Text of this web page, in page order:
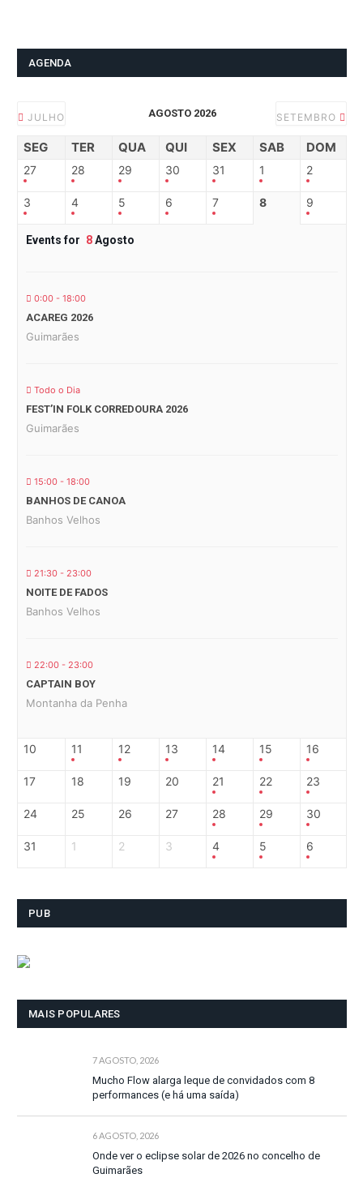
AGENDA
JULHO AGOSTO 2026 SETEMBRO
SEG TER QUA QUI SEX SAB DOM
27 28 29 30 31 1 2
3 4 5 6 7 8 9
Events for 8Agosto
0:00 - 18:00
ACAREG 2026
Guimarães
Todo o Dia
FEST’IN FOLK CORREDOURA 2026
Guimarães
15:00 - 18:00
BANHOS DE CANOA
Banhos Velhos
21:30 - 23:00
NOITE DE FADOS
Banhos Velhos
22:00 - 23:00
CAPTAIN BOY
Montanha da Penha
10 11 12 13 14 15 16
17 18 19 20 21 22 23
24 25 26 27 28 29 30
31 1 2 3 4 5 6
PUB
MAIS POPULARES
7 AGOSTO, 2026
Mucho Flow alarga leque de convidados com 8
performances (e há uma saída)
6 AGOSTO, 2026
Onde ver o eclipse solar de 2026 no concelho de
Guimarães